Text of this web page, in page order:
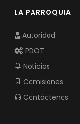
LA PARROQUIA
Autoridad
PDOT
Noticias
Comisiones
Contáctenos